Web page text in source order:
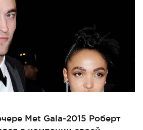
Met Gala-2015 Роберт